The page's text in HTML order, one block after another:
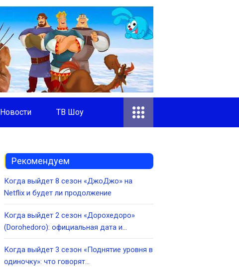
Новости ТВ Шоу
Рекомендуем
Когда выйдет 8 сезон «ДжоДжо» на
Netflix и будет ли продолжение
Когда выйдет 2 сезон «Дорохедоро»
(Dorohedoro): официальная дата и…
Когда выйдет 3 сезон «Поднятие уровня в
одиночку»: что говорят…